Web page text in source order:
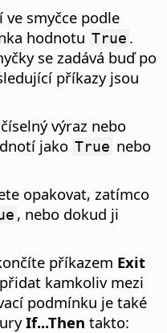
ve smyčce podle
hodnotu True .
se zadává buď po
příkazy jsou
výraz nebo
jako True nebo
opakovat, zatímco
, nebo dokud ji
příkazem Exit
kamkoliv mezi
podmínku je také
If...Then takto: